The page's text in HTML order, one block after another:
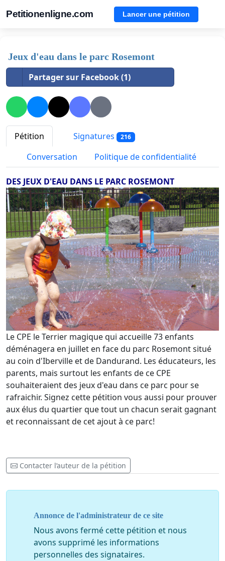
Petitionenligne.com Lancer une pétition
Jeux d'eau dans le parc Rosemont
Partager sur Facebook (1)
Pétition Signatures 216
Conversation Politique de confidentialité
DES JEUX D'EAU DANS LE PARC ROSEMONT
Le CPE le Terrier magique qui accueille 73 enfants
déménagera en juillet en face du parc Rosemont situé
au coin d'Iberville et de Dandurand. Les éducateurs, les
parents, mais surtout les enfants de ce CPE
souhaiteraient des jeux d'eau dans ce parc pour se
rafraichir. Signez cette pétition vous aussi pour prouver
aux élus du quartier que tout un chacun serait gagnant
et reconnaissant de cet ajout à ce parc!
Contacter l’auteur de la pétition
Annonce de l'administrateur de ce site
Nous avons fermé cette pétition et nous
avons supprimé les informations
personnelles des signataires.